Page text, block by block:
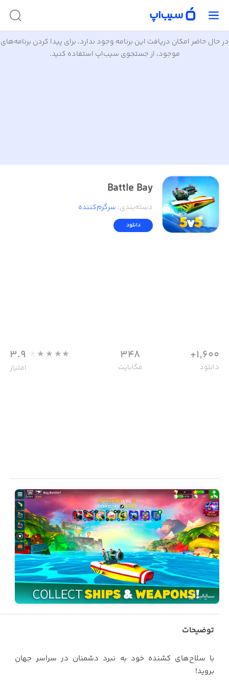
در حال حاضر امکان دریافت این برنامه وجود ندارد. برای پیدا کردن برنامه‌های
موجود، از جستجوی سیب‌اپ استفاده کنید.
Battle Bay
دسته‌بندی: سرگرم‌کننده
دانلود
1,600+
دانلود
348
مگابایت
3.9
امتیاز
توضیحات
با سلاح‌های کشنده خود به نبرد دشمنان در سراسر جهان
بروید!